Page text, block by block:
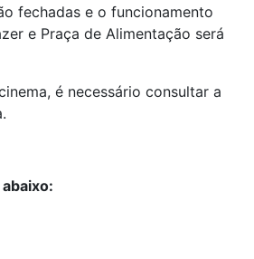
fechadas e o funcionamento
e Praça de Alimentação será
é necessário consultar a